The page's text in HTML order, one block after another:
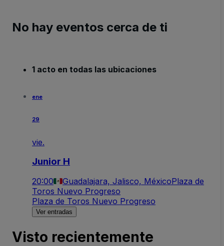
No hay eventos cerca de ti
1 acto en todas las ubicaciones
ene
29
vie.
Junior H
20:00 Guadalajara, Jalisco, MéxicoPlaza de
Toros Nuevo Progreso
Plaza de Toros Nuevo Progreso
Ver entradas
Visto recientemente